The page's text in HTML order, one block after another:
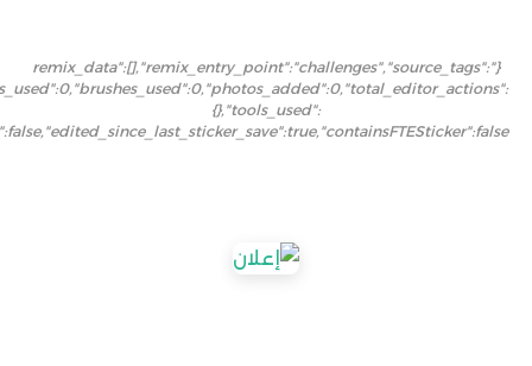
{"remix_data":[],"remix_entry_point":"challenges","source_tags":
{},"tools_used":